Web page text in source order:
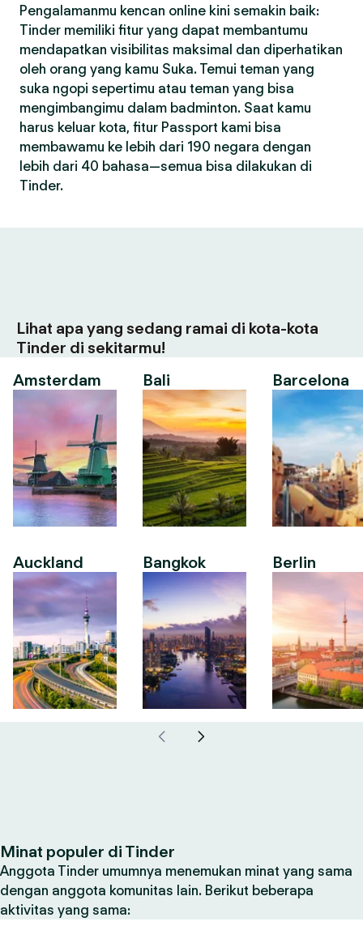
Pengalamanmu kencan online kini semakin baik:
Tinder memiliki fitur yang dapat membantumu
mendapatkan visibilitas maksimal dan diperhatikan
oleh orang yang kamu Suka. Temui teman yang
suka ngopi sepertimu atau teman yang bisa
mengimbangimu dalam badminton. Saat kamu
harus keluar kota, fitur Passport kami bisa
membawamu ke lebih dari 190 negara dengan
lebih dari 40 bahasa—semua bisa dilakukan di
Tinder.
Lihat apa yang sedang ramai di kota-kota
Tinder di sekitarmu!
Amsterdam
Auckland
Bali
Bangkok
Barcelona
Berlin
Minat populer di Tinder
Anggota Tinder umumnya menemukan minat yang sama
dengan anggota komunitas lain. Berikut beberapa
aktivitas yang sama: